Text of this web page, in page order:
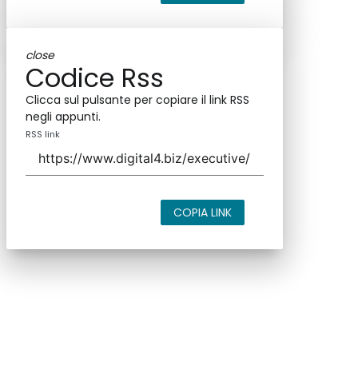
close
Codice Rss
Clicca sul pulsante per copiare il link RSS
negli appunti.
RSS link
COPIA LINK